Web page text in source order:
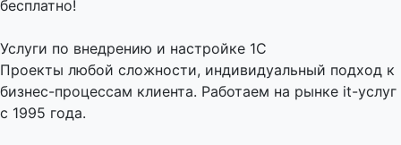
бесплатно!
Услуги по внедрению и настройке 1С
Проекты любой сложности, индивидуальный подход к
бизнес-процессам клиента. Работаем на рынке it-услуг
с 1995 года.